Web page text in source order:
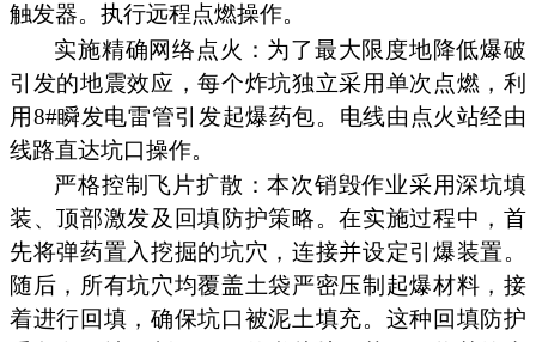
触发器。执行远程点燃操作。
实施精确网络点火：为了最大限度地降低爆破
引发的地震效应，每个炸坑独立采用单次点燃，利
用8#瞬发电雷管引发起爆药包。电线由点火站经由
线路直达坑口操作。
严格控制飞片扩散：本次销毁作业采用深坑填
装、顶部激发及回填防护策略。在实施过程中，首
先将弹药置入挖掘的坑穴，连接并设定引爆装置。
随后，所有坑穴均覆盖土袋严密压制起爆材料，接
着进行回填，确保坑口被泥土填充。这种回填防护